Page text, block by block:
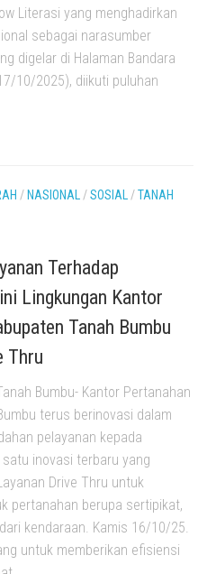
Literasi yang menghadirkan
sebagai narasumber
digelar di Halaman Bandara
10/2025), diikuti puluhan
/ NASIONAL /SOSIAL /TANAH
Terhadap
Lingkungan Kantor
Tanah Bumbu
Thru
Bumbu- Kantor Pertanahan
terus berinovasi dalam
pelayanan kepada
inovasi terbaru yang
Drive Thru untuk
pertanahan berupa sertipikat,
kendaraan. Kamis 16/10/25.
untuk memberikan efisiensi